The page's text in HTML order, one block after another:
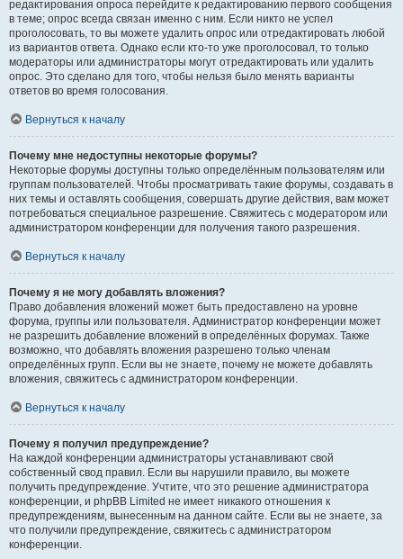
редактирования опроса перейдите к редактированию первого сообщения
в теме; опрос всегда связан именно с ним. Если никто не успел
проголосовать, то вы можете удалить опрос или отредактировать любой
из вариантов ответа. Однако если кто-то уже проголосовал, то только
модераторы или администраторы могут отредактировать или удалить
опрос. Это сделано для того, чтобы нельзя было менять варианты
ответов во время голосования.
Вернуться к началу
Почему мне недоступны некоторые форумы?
Некоторые форумы доступны только определённым пользователям или
группам пользователей. Чтобы просматривать такие форумы, создавать в
них темы и оставлять сообщения, совершать другие действия, вам может
потребоваться специальное разрешение. Свяжитесь с модератором или
администратором конференции для получения такого разрешения.
Вернуться к началу
Почему я не могу добавлять вложения?
Право добавления вложений может быть предоставлено на уровне
форума, группы или пользователя. Администратор конференции может
не разрешить добавление вложений в определённых форумах. Также
возможно, что добавлять вложения разрешено только членам
определённых групп. Если вы не знаете, почему не можете добавлять
вложения, свяжитесь с администратором конференции.
Вернуться к началу
Почему я получил предупреждение?
На каждой конференции администраторы устанавливают свой
собственный свод правил. Если вы нарушили правило, вы можете
получить предупреждение. Учтите, что это решение администратора
конференции, и phpBB Limited не имеет никакого отношения к
предупреждениям, вынесенным на данном сайте. Если вы не знаете, за
что получили предупреждение, свяжитесь с администратором
конференции.